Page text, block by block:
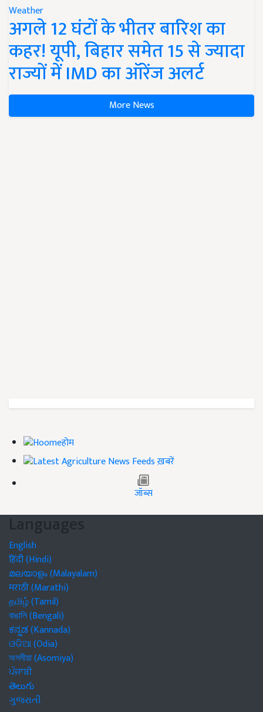
Weather
अगले 12 घंटों के भीतर बारिश का
कहर! यूपी, बिहार समेत 15 से ज्यादा
राज्यों में IMD का ऑरेंज अलर्ट
More News
होम
ख़बरें
जॉब्स
Languages
English
हिंदी (Hindi)
മലയാളം (Malayalam)
मराठी (Marathi)
தமிழ் (Tamil)
বাঙালি (Bengali)
ಕನ್ನಡ (Kannada)
ଓଡିଆ (Odia)
অসমীয়া (Asomiya)
ਪੰਜਾਬੀ
తెలుగు
ગુજરાતી